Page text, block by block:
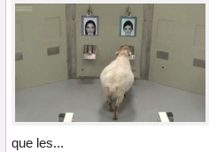
que les...